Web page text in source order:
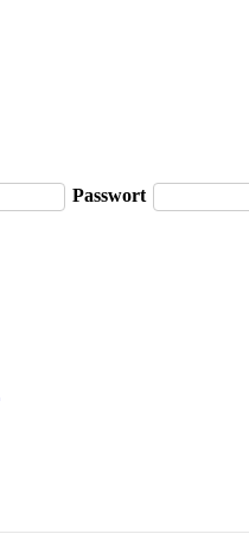
Passwort